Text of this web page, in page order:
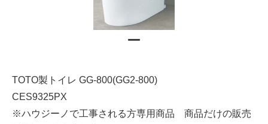
TOTO製トイレ GG-800(GG2-800)
CES9325PX
※ハウジーノで工事される方専用商品 商品だけの販売